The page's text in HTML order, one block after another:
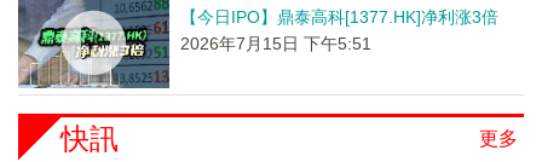
【今日IPO】鼎泰高科[1377.HK]净利涨3倍
2026年7月15日 下午5:51
更多
快訊